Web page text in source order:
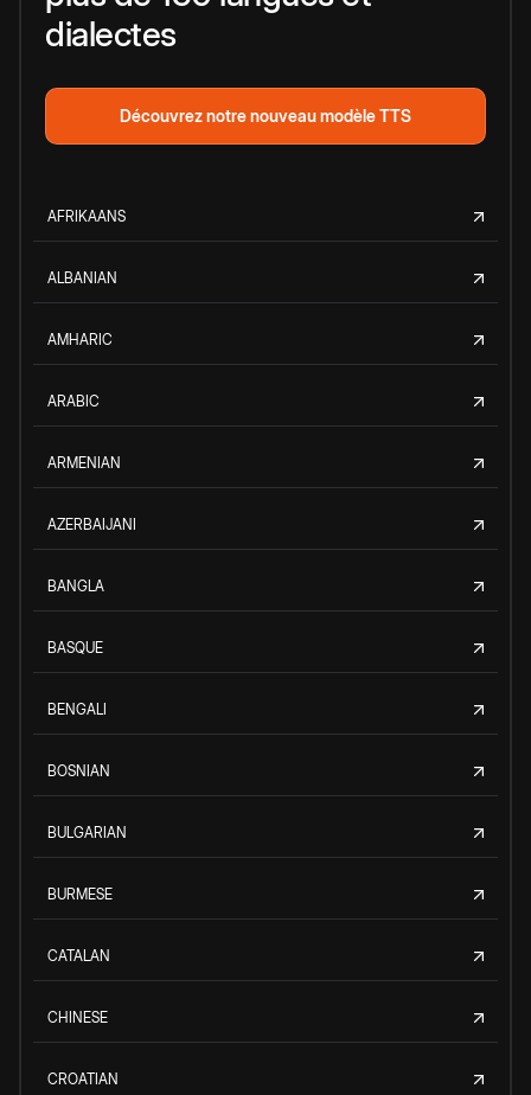
dialectes
Découvrez notre nouveau modèle TTS
AFRIKAANS
ALBANIAN
AMHARIC
ARABIC
ARMENIAN
AZERBAIJANI
BANGLA
BASQUE
BENGALI
BOSNIAN
BULGARIAN
BURMESE
CATALAN
CHINESE
CROATIAN